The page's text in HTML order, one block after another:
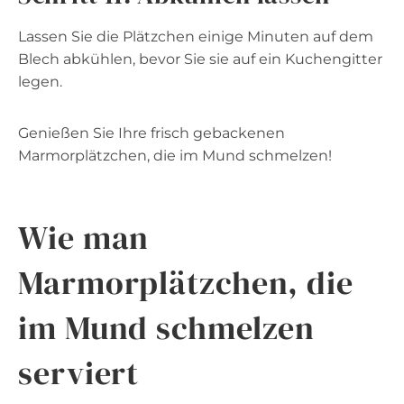
Lassen Sie die Plätzchen einige Minuten auf dem
Blech abkühlen, bevor Sie sie auf ein Kuchengitter
legen.
Genießen Sie Ihre frisch gebackenen
Marmorplätzchen, die im Mund schmelzen!
Wie man
Marmorplätzchen, die
im Mund schmelzen
serviert